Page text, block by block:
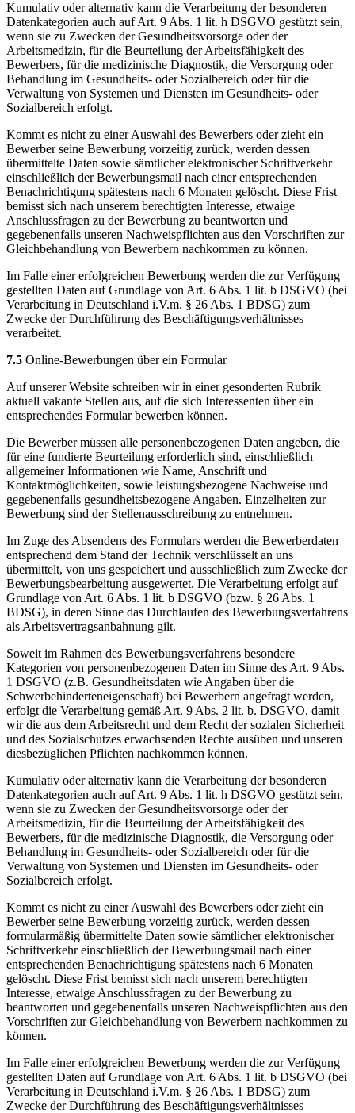
Kumulativ oder alternativ kann die Verarbeitung der besonderen
Datenkategorien auch auf Art. 9 Abs. 1 lit. h DSGVO gestützt sein,
wenn sie zu Zwecken der Gesundheitsvorsorge oder der
Arbeitsmedizin, für die Beurteilung der Arbeitsfähigkeit des
Bewerbers, für die medizinische Diagnostik, die Versorgung oder
Behandlung im Gesundheits- oder Sozialbereich oder für die
Verwaltung von Systemen und Diensten im Gesundheits- oder
Sozialbereich erfolgt.
Kommt es nicht zu einer Auswahl des Bewerbers oder zieht ein
Bewerber seine Bewerbung vorzeitig zurück, werden dessen
übermittelte Daten sowie sämtlicher elektronischer Schriftverkehr
einschließlich der Bewerbungsmail nach einer entsprechenden
Benachrichtigung spätestens nach 6 Monaten gelöscht. Diese Frist
bemisst sich nach unserem berechtigten Interesse, etwaige
Anschlussfragen zu der Bewerbung zu beantworten und
gegebenenfalls unseren Nachweispflichten aus den Vorschriften zur
Gleichbehandlung von Bewerbern nachkommen zu können.
Im Falle einer erfolgreichen Bewerbung werden die zur Verfügung
gestellten Daten auf Grundlage von Art. 6 Abs. 1 lit. b DSGVO (bei
Verarbeitung in Deutschland i.V.m. § 26 Abs. 1 BDSG) zum
Zwecke der Durchführung des Beschäftigungsverhältnisses
verarbeitet.
7.5 Online-Bewerbungen über ein Formular
Auf unserer Website schreiben wir in einer gesonderten Rubrik
aktuell vakante Stellen aus, auf die sich Interessenten über ein
entsprechendes Formular bewerben können.
Die Bewerber müssen alle personenbezogenen Daten angeben, die
für eine fundierte Beurteilung erforderlich sind, einschließlich
allgemeiner Informationen wie Name, Anschrift und
Kontaktmöglichkeiten, sowie leistungsbezogene Nachweise und
gegebenenfalls gesundheitsbezogene Angaben. Einzelheiten zur
Bewerbung sind der Stellenausschreibung zu entnehmen.
Im Zuge des Absendens des Formulars werden die Bewerberdaten
entsprechend dem Stand der Technik verschlüsselt an uns
übermittelt, von uns gespeichert und ausschließlich zum Zwecke der
Bewerbungsbearbeitung ausgewertet. Die Verarbeitung erfolgt auf
Grundlage von Art. 6 Abs. 1 lit. b DSGVO (bzw. § 26 Abs. 1
BDSG), in deren Sinne das Durchlaufen des Bewerbungsverfahrens
als Arbeitsvertragsanbahnung gilt.
Soweit im Rahmen des Bewerbungsverfahrens besondere
Kategorien von personenbezogenen Daten im Sinne des Art. 9 Abs.
1 DSGVO (z.B. Gesundheitsdaten wie Angaben über die
Schwerbehinderteneigenschaft) bei Bewerbern angefragt werden,
erfolgt die Verarbeitung gemäß Art. 9 Abs. 2 lit. b. DSGVO, damit
wir die aus dem Arbeitsrecht und dem Recht der sozialen Sicherheit
und des Sozialschutzes erwachsenden Rechte ausüben und unseren
diesbezüglichen Pflichten nachkommen können.
Kumulativ oder alternativ kann die Verarbeitung der besonderen
Datenkategorien auch auf Art. 9 Abs. 1 lit. h DSGVO gestützt sein,
wenn sie zu Zwecken der Gesundheitsvorsorge oder der
Arbeitsmedizin, für die Beurteilung der Arbeitsfähigkeit des
Bewerbers, für die medizinische Diagnostik, die Versorgung oder
Behandlung im Gesundheits- oder Sozialbereich oder für die
Verwaltung von Systemen und Diensten im Gesundheits- oder
Sozialbereich erfolgt.
Kommt es nicht zu einer Auswahl des Bewerbers oder zieht ein
Bewerber seine Bewerbung vorzeitig zurück, werden dessen
formularmäßig übermittelte Daten sowie sämtlicher elektronischer
Schriftverkehr einschließlich der Bewerbungsmail nach einer
entsprechenden Benachrichtigung spätestens nach 6 Monaten
gelöscht. Diese Frist bemisst sich nach unserem berechtigten
Interesse, etwaige Anschlussfragen zu der Bewerbung zu
beantworten und gegebenenfalls unseren Nachweispflichten aus den
Vorschriften zur Gleichbehandlung von Bewerbern nachkommen zu
können.
Im Falle einer erfolgreichen Bewerbung werden die zur Verfügung
gestellten Daten auf Grundlage von Art. 6 Abs. 1 lit. b DSGVO (bei
Verarbeitung in Deutschland i.V.m. § 26 Abs. 1 BDSG) zum
Zwecke der Durchführung des Beschäftigungsverhältnisses